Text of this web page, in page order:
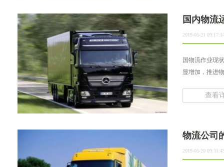
国内物流
2019-05-21
国物流作业现
显增加，推进
查看
物流公司
2019-05-20